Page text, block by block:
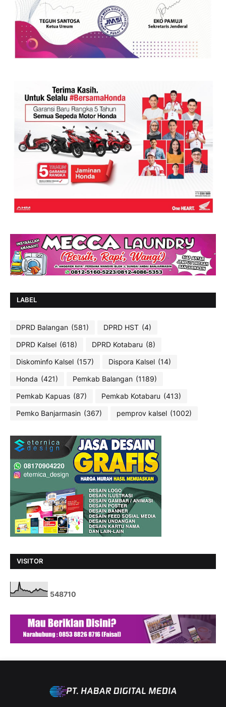
LABEL
DPRD Balangan (581) DPRD HST (4)
DPRD Kalsel (618) DPRD Kotabaru (8)
Diskominfo Kalsel (157) Dispora Kalsel (14)
Honda (421) Pemkab Balangan (1189)
Pemkab Kapuas (87) Pemkab Kotabaru (413)
Pemko Banjarmasin (367) pemprov kalsel (1002)
VISITOR
548710